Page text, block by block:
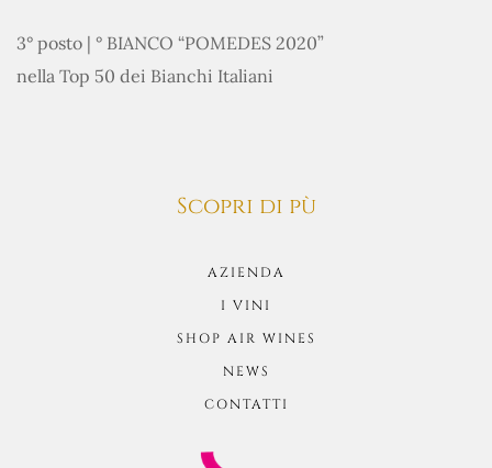
3° posto | ° BIANCO “POMEDES 2020”
nella Top 50 dei Bianchi Italiani
Scopri di pù
AZIENDA
I VINI
SHOP AIR WINES
NEWS
CONTATTI